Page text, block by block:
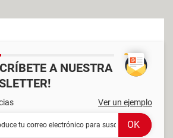
A NUESTRA
Ver un ejemplo